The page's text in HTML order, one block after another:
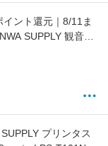
イント還元｜8/11ま
SUPPLY 観音扉
ラック(24U) CP-
プリンタス